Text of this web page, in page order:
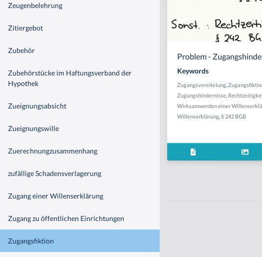
Zeugenbelehrung
Zitiergebot
Zubehör
Zubehörstücke im Haftungsverband der
Hypothek
Zueignungsabsicht
Zueignungswille
Zuerechnungzusammenhang
zufällige Schadensverlagerung
Zugang einer Willenserklärung
Zugang zu öffentlichen Einrichtungen
Zugangsfiktion
Problem -
Keywords
Zugangsvereitelung,
Zugangshindernisse,
Wirksamwerden einer
Willenserklärung,§ 242 BGB